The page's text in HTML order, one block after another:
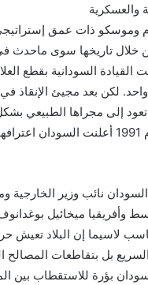
والعسكرية
وموسكو ذات عمق
خلال تاريخها سوى ماحدث
القيادة السودانية بقطع
تعود إلى مجراها الطبيعي
تاريخ 29 ديسمبر عام 1991 أعلنت
نائب وزير الخارجية
وأفريقيا ميخائيل
لاسيما إن البلاد تعيش
بل بتقاطعات المصالح
بؤرة للاستقطاب بين